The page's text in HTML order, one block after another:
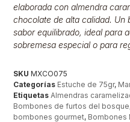
elaborada con almendra
chocolate de alta calidad. Un
sabor equilibrado, ideal para
sobremesa especial o para
SKUMXCO075
Categorías Estuche de 75gr,
Etiquetas Almendras
Bombones de furtos del bosque
bombones gourmet, Bombones